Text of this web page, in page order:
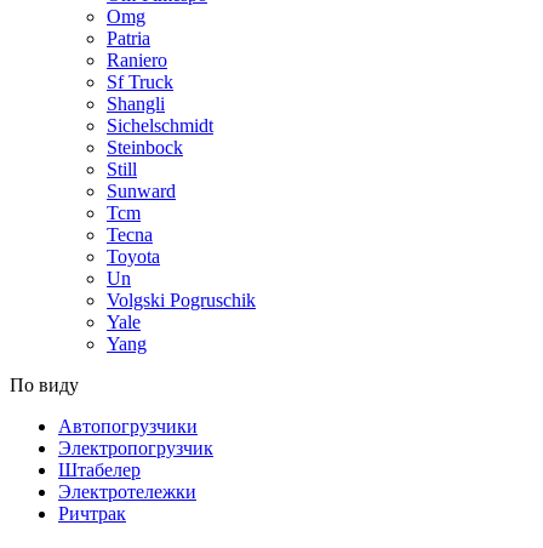
Omg
Patria
Raniero
Sf Truck
Shangli
Sichelschmidt
Steinbock
Still
Sunward
Tcm
Tecna
Toyota
Un
Volgski Pogruschik
Yale
Yang
По виду
Автопогрузчики
Электропогрузчик
Штабелер
Электротележки
Ричтрак